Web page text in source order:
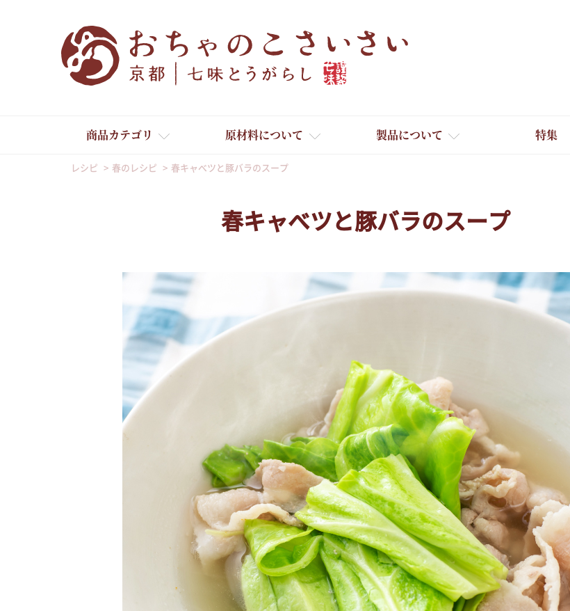
商品カテゴリ
京の一味とうがらし
京の七味とうがらし
柚子薬味・山椒
ラー油
ふりかけ
たれ・ドレッシング
おだし
国産・鷹の爪
送料無料
料理に合わせ
お土産・ギフ
とうがらしの
原材料について 製品について 特集
レシピ 春のレシピ 春キャベツと豚バラのスープ
春キャベツと豚バラのスープ